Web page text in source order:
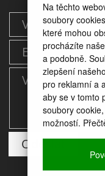
Na těchto
soubory
které mohou
procházíte
a podobně.
zlepšení
pro reklamní a
aby se v tomto
soubory
možností.